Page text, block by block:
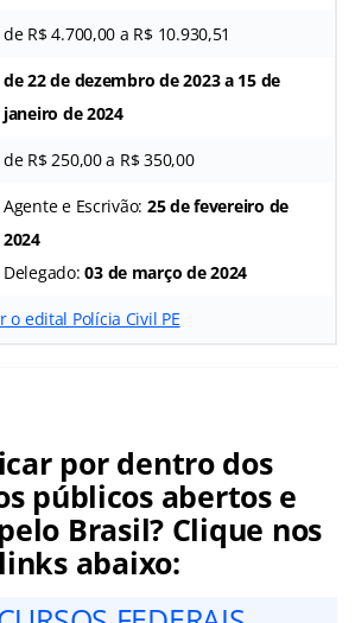
de R$ 4.700,00 a R$ 10.930,51
de 22 de dezembro de 2023 a 15 de
janeiro de 2024
de R$ 250,00 a R$ 350,00
Agente e Escrivão: 25 de fevereiro de
2024
Delegado:03 de março de 2024
edital Polícia Civil PE
por dentro dos
públicos abertos e
Brasil? Clique nos
links abaixo: